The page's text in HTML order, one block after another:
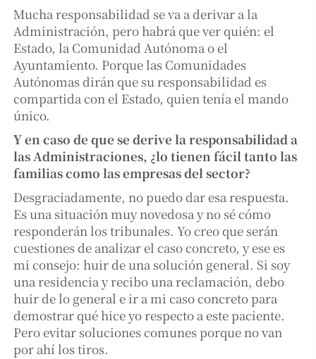
Mucha responsabilidad se va a derivar a la
Administración, pero habrá que ver quién: el
Estado, la Comunidad Autónoma o el
Ayuntamiento. Porque las Comunidades
Autónomas dirán que su responsabilidad es
compartida con el Estado, quien tenía el mando
único.
Y en caso de que se derive la responsabilidad a
las Administraciones, ¿lo tienen fácil tanto las
familias como las empresas del sector?
Desgraciadamente, no puedo dar esa respuesta.
Es una situación muy novedosa y no sé cómo
responderán los tribunales. Yo creo que serán
cuestiones de analizar el caso concreto, y ese es
mi consejo: huir de una solución general. Si soy
una residencia y recibo una reclamación, debo
huir de lo general e ir a mi caso concreto para
demostrar qué hice yo respecto a este paciente.
Pero evitar soluciones comunes porque no van
por ahí los tiros.